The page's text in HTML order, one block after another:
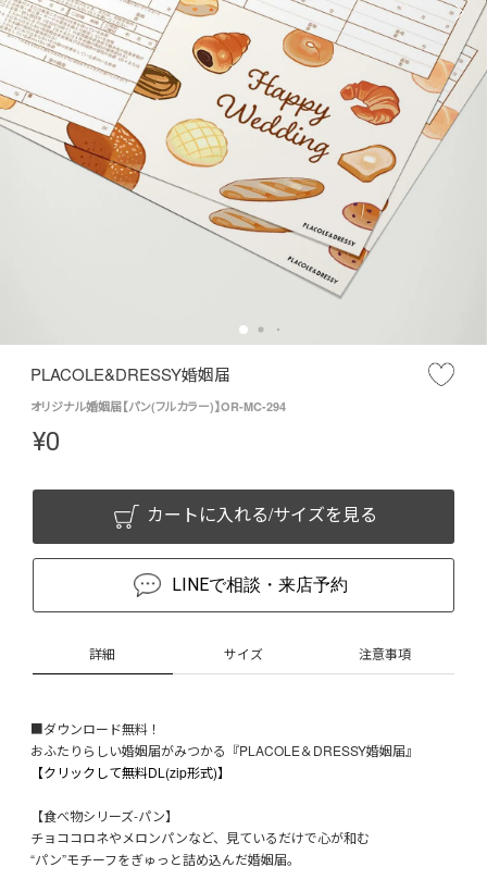
PLACOLE&DRESSY婚姻届
オリジナル婚姻届【パン(フルカラー)】OR-MC-294
¥0
カートに入れる/サイズを見る
LINEで相談・来店予約
詳細 サイズ 注意事項
■ダウンロード無料！
おふたりらしい婚姻届がみつかる『PLACOLE＆DRESSY婚姻届』
【クリックして無料DL(zip形式)】
【食べ物シリーズ-パン】
チョココロネやメロンパンなど、見ているだけで心が和む
“パン”モチーフをぎゅっと詰め込んだ婚姻届。